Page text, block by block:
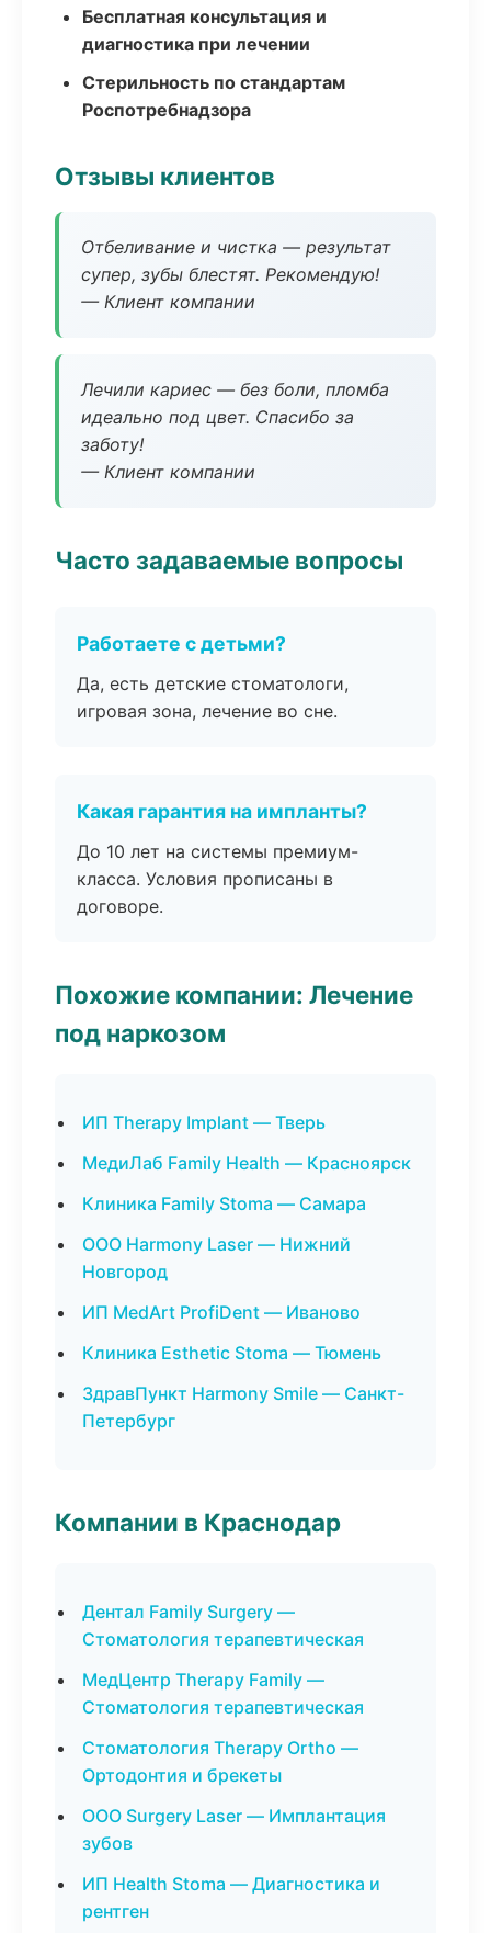
Бесплатная консультация и
диагностика при лечении
Стерильность по стандартам
Роспотребнадзора
Отзывы клиентов
Отбеливание и чистка — результат
супер, зубы блестят. Рекомендую!
— Клиент компании
Лечили кариес — без боли, пломба
идеально под цвет. Спасибо за
заботу!
— Клиент компании
Часто задаваемые вопросы
Работаете с детьми?
Да, есть детские стоматологи,
игровая зона, лечение во сне.
Какая гарантия на импланты?
До 10 лет на системы премиум-
класса. Условия прописаны в
договоре.
Похожие компании: Лечение
под наркозом
ИП Therapy Implant — Тверь
МедиЛаб Family Health — Красноярск
Клиника Family Stoma — Самара
ООО Harmony Laser — Нижний
Новгород
ИП MedArt ProfiDent — Иваново
Клиника Esthetic Stoma — Тюмень
ЗдравПункт Harmony Smile — Санкт-
Петербург
Компании в Краснодар
Дентал Family Surgery —
Стоматология терапевтическая
МедЦентр Therapy Family —
Стоматология терапевтическая
Стоматология Therapy Ortho —
Ортодонтия и брекеты
ООО Surgery Laser — Имплантация
зубов
ИП Health Stoma — Диагностика и
рентген